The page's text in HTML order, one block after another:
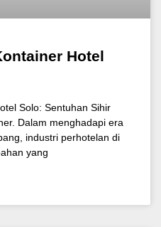
Hotel
Solo: Sentuhan Sihir
Dalam menghadapi era
industri perhotelan di
yang